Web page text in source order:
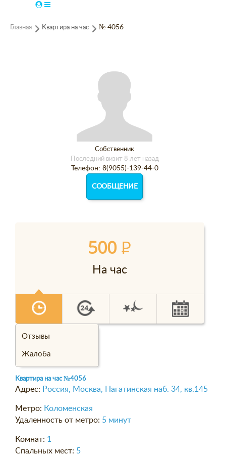
Главная Квартира на час № 4056
Собственник
Последний визит 8 лет назад
Телефон: 8(9055)-139-44-0
СООБЩЕНИЕ
500P
На час
Отзывы
Жалоба
Квартира на час№4056
Адрес: Россия, Москва, Нагатинская наб. 34, кв.145
Метро: Коломенская
Удаленность от метро: 5 минут
Комнат: 1
Спальных мест: 5